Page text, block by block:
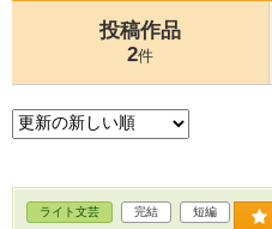
投稿作品
2件
ライト文芸 完結 短編